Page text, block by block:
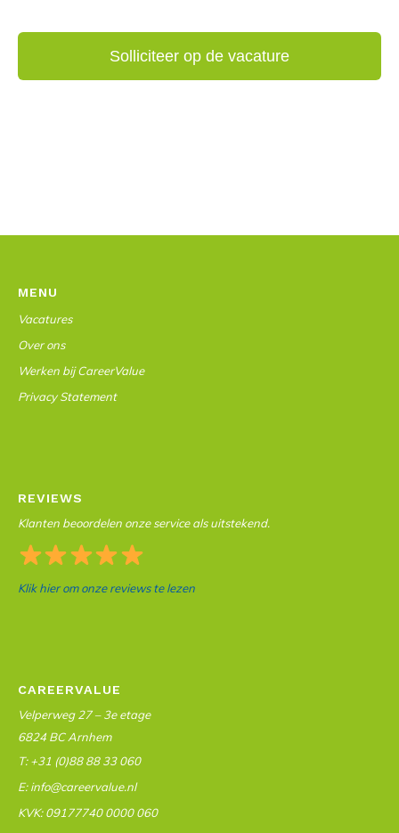
MENU
Vacatures
Over ons
Werken bij CareerValue
Privacy Statement
REVIEWS
Klanten beoordelen onze service als uitstekend.
Klik hier om onze reviews te lezen
CAREERVALUE
Velperweg 27 – 3e etage
6824 BC Arnhem
T: +31 (0)88 88 33 060
E: info@careervalue.nl
KVK: 09177740 0000 060